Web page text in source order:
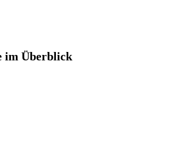
im Überblick